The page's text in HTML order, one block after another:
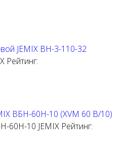
JEMIX ВН-3-110-32
Рейтинг:
ВБН-60Н-10 (XVM 60 В/10)
60Н-10 JEMIX Рейтинг: